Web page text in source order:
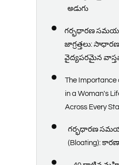
అడుగు
గర్భధారణ
జాగ్రత్తలు:
వైద్యపరమైన
The Importance
in a Woman's
Across Every
గర్భధారణ
(Bloating):